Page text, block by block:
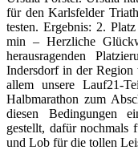
für den Karlsfelder
testen. Ergebnis: 2.
min – Herzliche
herausragenden
Indersdorf in der Region
allem unsere Lauf21-
Halbmarathon zum
diesen Bedingungen
gestellt, dafür nochmals
und Lob für die tollen